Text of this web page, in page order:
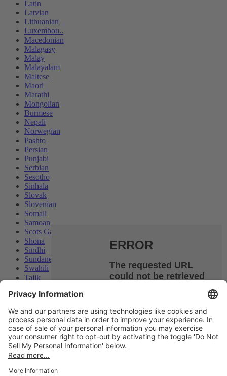
Latin
Latvian
Lithuanian
Luxembou..
Macedonian
Malagasy
Malay
Malayalam
Maltese
Maori
Marathi
Mongolian
Burmese
Nepali
Norwegian
Pashto
Persian
Punjabi
Serbian
Sesotho
Sinhala
Slovak
Slovenian
Somali
Samoan
Scots Gaelic
Shona
Sindhi
Sundanese
Swahili
Tajik
Telugu
Ukrainian
Urdu
Uzbek
Vietnamese
Welsh
Xhosa
Yiddish
We use cookies and similar technologies on our website to
enhance your experience and personalize content and ads. By
continuing to use our website/app, you consent to the use of
these technologies and the processing of your personal data for
personalized and non-personalized advertising. By clicking
your data as described above.